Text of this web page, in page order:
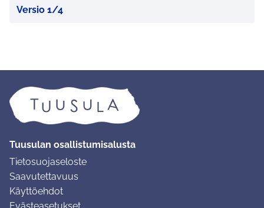
Versio 1/4
Tuusulan osallistumisalusta
Tietosuojaseloste
Saavutettavuus
Käyttöehdot